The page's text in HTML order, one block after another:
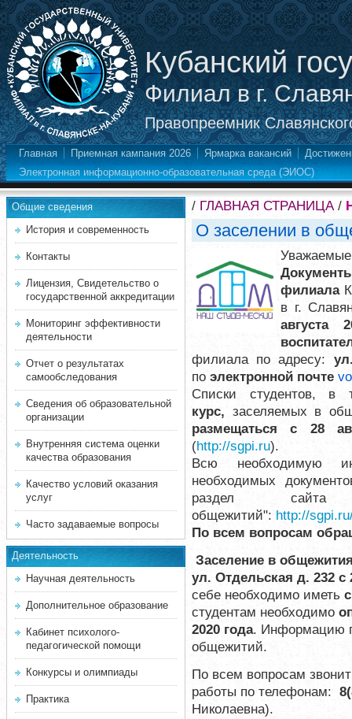
Кубанский
Филиал в г.
Правопреемник
Главная Приемная кампания 2026 Ярмарка вакансий
Электронная информационно-образовательная среда (ЭИОС)
Общие сведения
История и современность
Контакты
Лицензия, Свидетельство о
государственной аккредитации
Мониторинг эффективности
деятельности
Отчет о результатах
самообследования
Сведения об образовательной
организации
Внутренняя система оценки
качества образования
Качество условий оказания
услуг
Часто задаваемые вопросы
Деятельность
Научная деятельность
Дополнительное образование
Кабинет психолого-
педагогической помощи
Конкурсы и олимпиады
Практика
/ ГЛАВНАЯ СТРАНИЦА/
О заселении в
филиала
в г.
августа
филиала по адресу:
по электронной почте
Списки студентов,
курс, заселяемых в
размещаться с 28
(http://sgpi.ru).
Всю необходимую
необходимых
раздел сайта
общежитий": http://
По всем вопросам
Заселение в
ул. Отдельская д. 232 с
себе необходимо иметь
студентам необходимо
2020 года. Информацию
общежитий.
По всем вопросам
работы по телефонам:
Николаевна).